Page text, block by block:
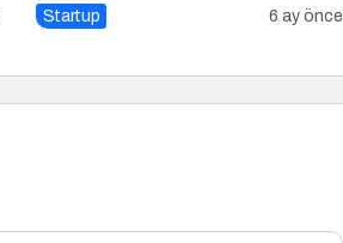
Startup 6 ay önce